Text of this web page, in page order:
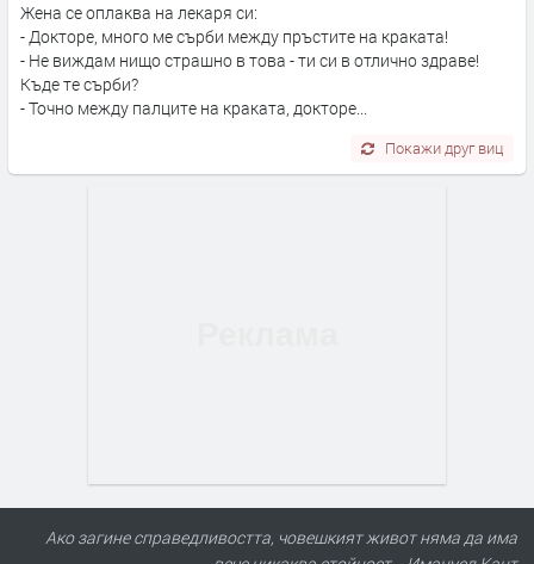
Жена се оплаква на лекаря си:
- Докторе, много ме сърби между пръстите на краката!
- Не виждам нищо страшно в това - ти си в отлично здраве!
Къде те сърби?
- Точно между палците на краката, докторе...
Покажи друг виц
Ако загине справедливостта, човешкият живот няма да има